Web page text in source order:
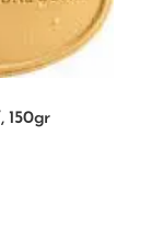
150gr